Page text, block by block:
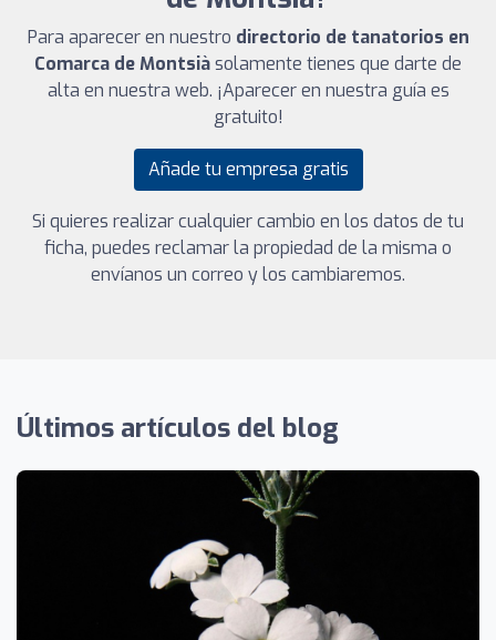
Para aparecer en nuestro directorio de tanatorios en
Comarca de Montsiàsolamente tienes que darte de
alta en nuestra web. ¡Aparecer en nuestra guía es
gratuito!
Añade tu empresa gratis
Si quieres realizar cualquier cambio en los datos de tu
ficha, puedes reclamar la propiedad de la misma o
envíanos un correo y los cambiaremos.
Últimos artículos del blog